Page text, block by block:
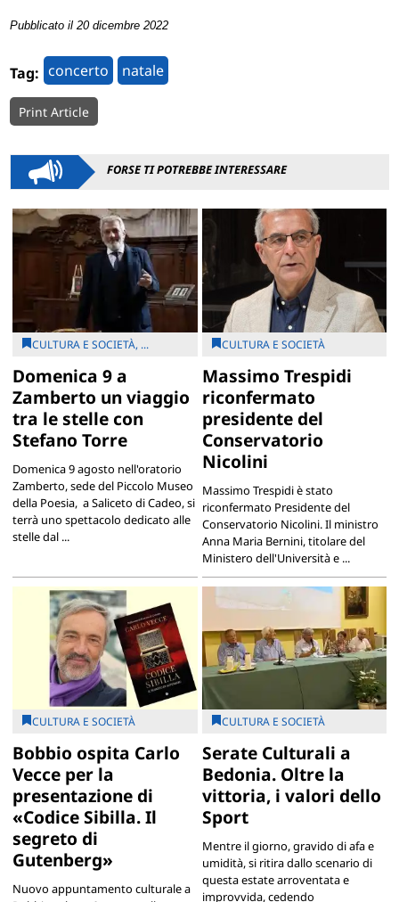
Pubblicato il 20 dicembre 2022
Tag: concerto natale
Print Article
FORSE TI POTREBBE INTERESSARE
CULTURA E SOCIETÀ, ...
Domenica 9 a
Zamberto un viaggio
tra le stelle con
Stefano Torre
Domenica 9 agosto nell'oratorio
Zamberto, sede del Piccolo Museo
della Poesia, a Saliceto di Cadeo, si
terrà uno spettacolo dedicato alle
stelle dal ...
CULTURA E SOCIETÀ
Massimo Trespidi
riconfermato
presidente del
Conservatorio
Nicolini
Massimo Trespidi è stato
riconfermato Presidente del
Conservatorio Nicolini. Il ministro
Anna Maria Bernini, titolare del
Ministero dell'Università e ...
CULTURA E SOCIETÀ
Bobbio ospita Carlo
Vecce per la
presentazione di
«Codice Sibilla. Il
segreto di
Gutenberg»
Nuovo appuntamento culturale a
CULTURA E SOCIETÀ
Serate Culturali a
Bedonia. Oltre la
vittoria, i valori dello
Sport
Mentre il giorno, gravido di afa e
umidità, si ritira dallo scenario di
questa estate arroventata e
improvvida, cedendo